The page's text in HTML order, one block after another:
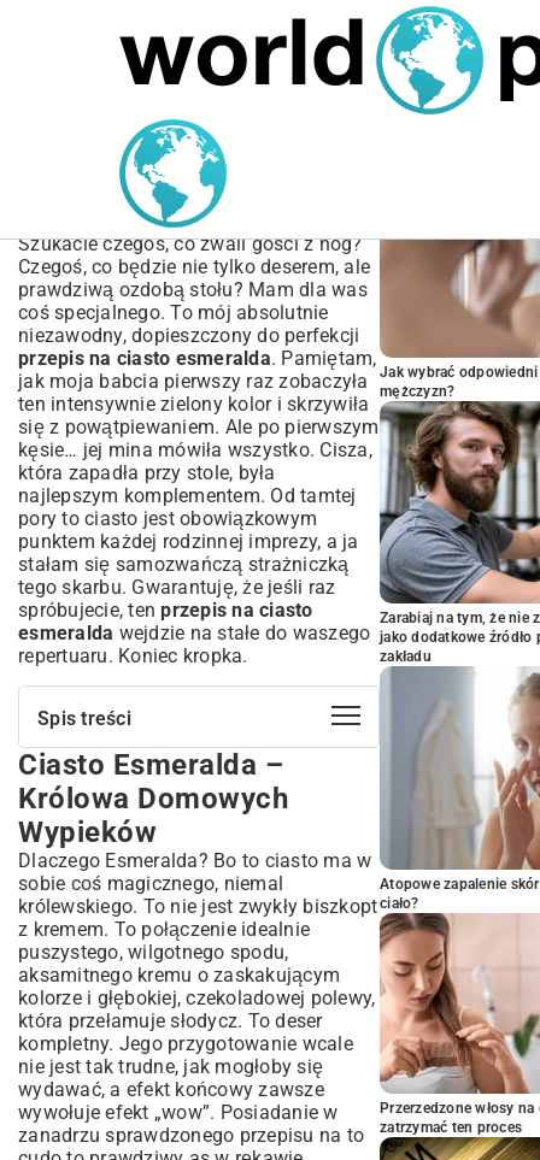
MARIUSZ ŁAMAGA 05.10.2025
Przepis na Ciasto
Esmeralda – Kompletny
Poradnik Krok po Kroku
Szukacie czegoś, co zwali gości z nóg?
Czegoś, co będzie nie tylko deserem, ale
prawdziwą ozdobą stołu? Mam dla was
coś specjalnego. To mój absolutnie
niezawodny, dopieszczony do perfekcji
przepis na ciasto esmeralda. Pamiętam,
jak moja babcia pierwszy raz zobaczyła
ten intensywnie zielony kolor i skrzywiła
się z powątpiewaniem. Ale po pierwszym
kęsie… jej mina mówiła wszystko. Cisza,
która zapadła przy stole, była
najlepszym komplementem. Od tamtej
pory to ciasto jest obowiązkowym
punktem każdej rodzinnej imprezy, a ja
stałam się samozwańczą strażniczką
tego skarbu. Gwarantuję, że jeśli raz
spróbujecie, tenprzepis na ciasto
esmeralda wejdzie na stałe do waszego
repertuaru. Koniec kropka.
Spis treści
Ciasto Esmeralda – Królowa Domowych
Wypieków
Co Sprawia, że Ciasto Esmeralda Jest
Wyjątkowe?
Kompletny Przepis na Ciasto Esmeralda
Krok po Kroku
Niezbędne Składniki na Idealny Biszkopt
Składniki na Krem Esmeralda – Serce
Ciasta
Przygotowanie Polewy Czekoladowej
Jak Upiec Perfekcyjny Biszkopt?
Szczegółowy Poradnik
Tajniki Przygotowania Aksamitnego Kremu
Składanie Ciasta Esmeralda – Warstwa po
Warstwie
Dekorowanie i Ostatnie Szlify
Ciasto Esmeralda –
Królowa Domowych
Wypieków
Dlaczego Esmeralda? Bo to ciasto ma w
sobie coś magicznego, niemal
królewskiego. To nie jest zwykły biszkopt
z kremem. To połączenie idealnie
puszystego, wilgotnego spodu,
aksamitnego kremu o zaskakującym
kolorze i głębokiej, czekoladowej polewy,
która przełamuje słodycz. To deser
kompletny. Jego przygotowanie wcale
nie jest tak trudne, jak mogłoby się
wydawać, a efekt końcowy zawsze
wywołuje efekt „wow”. Posiadanie w
zanadrzu sprawdzonego przepisu na to
Jak wybrać
mężczyzn?
Zarabiaj na tym, że nie
jako dodatkowe
zakładu
Atopowe zapalenie
ciało?
Przerzedzone włosy
zatrzymać ten proces